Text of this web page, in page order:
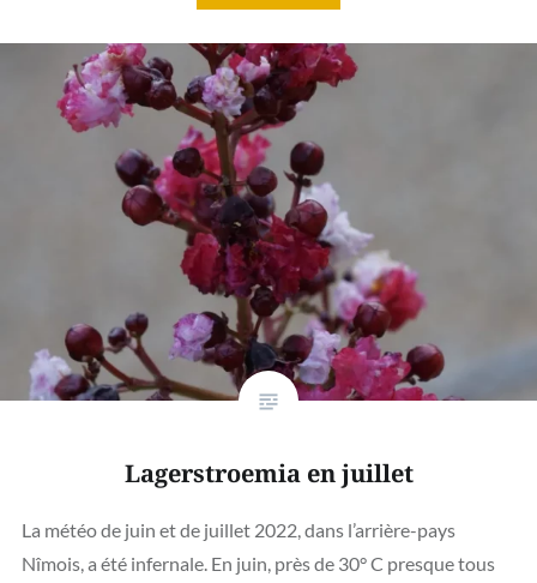
Lagerstroemia en juillet
La météo de juin et de juillet 2022, dans l’arrière-pays
Nîmois, a été infernale. En juin, près de 30° C presque tous